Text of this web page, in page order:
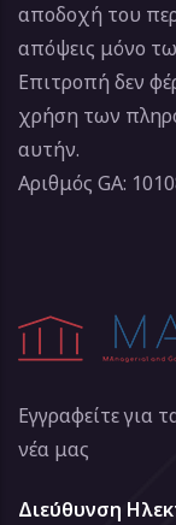
αποδοχή του
απόψεις μόνο
Επιτροπή δεν
χρήση των
αυτήν.
Αριθμός GA:
Εγγραφείτε για
νέα μας
Διεύθυνση